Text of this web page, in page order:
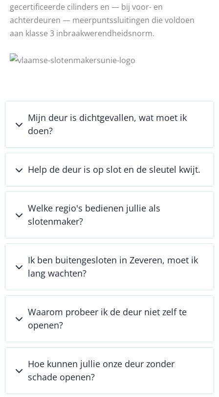
gecertificeerde cilinders en — bij voor- en
achterdeuren — meerpuntssluitingen die voldoen
aan klasse 3 inbraakwerendheidsnorm.
Mijn deur is dichtgevallen, wat moet ik
doen?
Help de deur is op slot en de sleutel kwijt.
Welke regio's bedienen jullie als
slotenmaker?
Ik ben buitengesloten in Zeveren, moet ik
lang wachten?
Waarom probeer ik de deur niet zelf te
openen?
Hoe kunnen jullie onze deur zonder
schade openen?